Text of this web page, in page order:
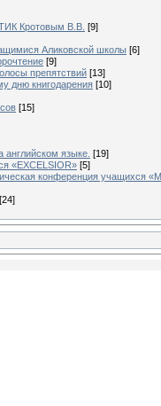
Кротовым В.В. [9]
Аликовской школы [6]
[9]
препятствий [13]
дню книгодарения [10]
[15]
английском языке. [19]
«EXCELSIOR» [5]
конференция учащихся
[24]